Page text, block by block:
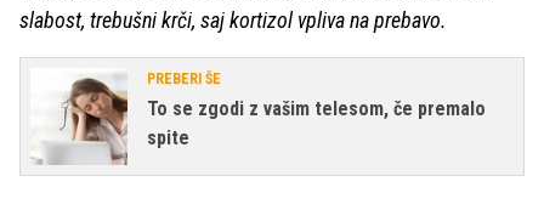
slabost, trebušni krči, saj kortizol vpliva na prebavo.
PREBERI ŠE
To se zgodi z vašim telesom, če premalo
spite